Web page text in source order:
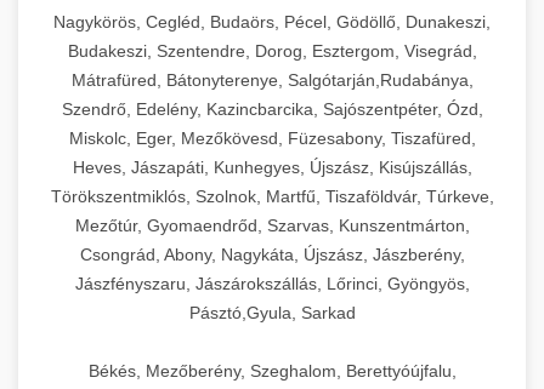
chef-iparikonyhagepek.hu
élelmiszer-előkészítéshez. Különböző reszelési
méretek különböző alkalmazásokhoz.
chef-iparikonyhagepek.hu
kereskedelmi sajtreszelő
🍳 28. Nagykonyhai
Berendezések
+
Teljes körű nagykonyhai berendezések és
professzionális vendéglátóipari kellékek.
Minden, ami szükséges éttermi és catering
műveletekhez.
chef-iparikonyhagepek.hu
kereskedelmi konyhai megoldások
Nagykörös, Cegléd, Budaörs, Pécel, Gödöllő, Dunakeszi,
Budakeszi, Szentendre, Dorog, Esztergom, Visegrád,
Mátrafüred, Bátonyterenye, Salgótarján,Rudabánya,
Szendrő, Edelény, Kazincbarcika, Sajószentpéter, Ózd,
Miskolc, Eger, Mezőkövesd, Füzesabony, Tiszafüred,
Heves, Jászapáti, Kunhegyes, Újszász, Kisújszállás,
Törökszentmiklós, Szolnok, Martfű, Tiszaföldvár, Túrkeve,
Mezőtúr, Gyomaendrőd, Szarvas, Kunszentmárton,
Csongrád, Abony, Nagykáta, Újszász, Jászberény,
Jászfényszaru, Jászárokszállás, Lőrinci, Gyöngyös,
Pásztó,Gyula, Sarkad
Békés, Mezőberény, Szeghalom, Berettyóújfalu,